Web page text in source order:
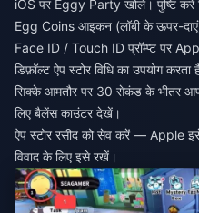
iOS पर Eggy Party खोलें। पुष्टि
Egg Coins आइकन (लॉबी के ऊपर-
Face ID / Touch ID प्रॉम्प्ट पर
डिफ़ॉल्ट ऐप स्टोर विधि का उपयोग करता
सिक्के आमतौर पर 30 सेकंड के भीतर
लिए बैलेंस काउंटर देखें।
ऐप स्टोर रसीद को सेव करें — Apple
विवाद के लिए इसे रखें।